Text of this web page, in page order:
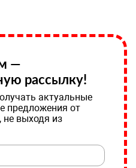
—
рассылку!
актуальные
предложения от
не выходя из